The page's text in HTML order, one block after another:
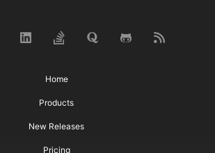
Home
Products
New Releases
Pricing